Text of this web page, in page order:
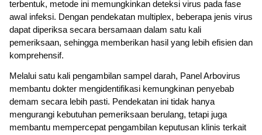
terbentuk, metode ini memungkinkan deteksi virus pada fase
awal infeksi. Dengan pendekatan multiplex, beberapa jenis virus
dapat diperiksa secara bersamaan dalam satu kali
pemeriksaan, sehingga memberikan hasil yang lebih efisien dan
komprehensif.
Melalui satu kali pengambilan sampel darah, Panel Arbovirus
membantu dokter mengidentifikasi kemungkinan penyebab
demam secara lebih pasti. Pendekatan ini tidak hanya
mengurangi kebutuhan pemeriksaan berulang, tetapi juga
membantu mempercepat pengambilan keputusan klinis terkait